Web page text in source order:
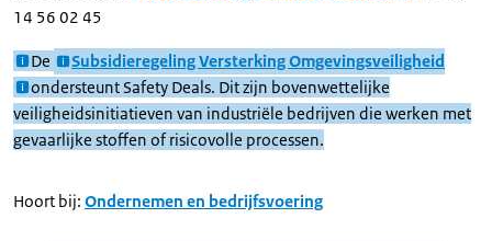
14 56 02 45
De
Subsidieregeling Versterking Omgevingsveiligheid
ondersteunt Safety Deals. Dit zijn bovenwettelijke
veiligheidsinitiatieven van industriële bedrijven die werken met
gevaarlijke stoffen of risicovolle processen.
Hoort bij: Ondernemen en bedrijfsvoering